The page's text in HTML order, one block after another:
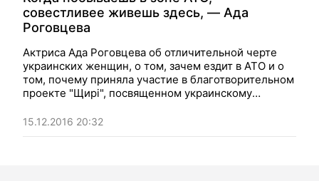
совестливее живешь здесь, — Ада
Роговцева
Актриса Ада Роговцева об отличительной черте
украинских женщин, о том, зачем ездит в АТО и о
том, почему приняла участие в благотворительном
проекте "Щирі", посвященном украинскому
15.12.2016 20:32